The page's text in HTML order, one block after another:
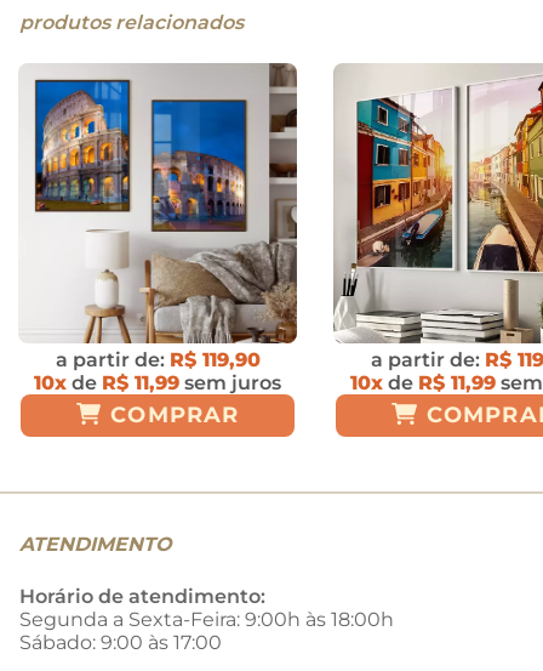
produtos relacionados
a partir de: R$ 119,90
10x de R$ 11,99 sem juros
COMPRAR
a partir de: R$
10xde R$ 11,99
ATENDIMENTO
Horário de atendimento:
Segunda a Sexta-Feira: 9:00h às 18:00h
Sábado: 9:00 às 17:00